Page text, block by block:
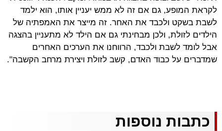
לקראת המופע, גם אם זה לא ממש יעניין אותו, הוא ילמד
לשבת בשקט ולכבד את האחר. זה מייצר את האמפתיה של
הילדים לזולת, ולכן מבחינתי גם אם הילד לא מתעניין בהצגה
אבל לומד לשבת ולכבד, הרווחנו את הערכים האחרים
שמדברים על כבוד האדם, קשב לזולת ויצירת מרחב הקשבה".
כתבות נוספות